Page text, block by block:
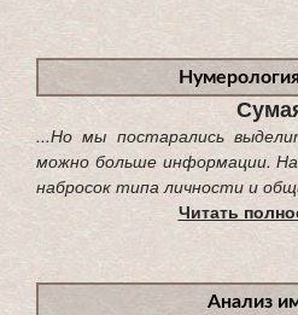
...Но мы постарались
можно больше информации.
набросок типа личности и
Читать
Анализ